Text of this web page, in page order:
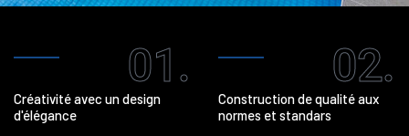
01.
Créativité avec un design
d'élégance
02.
Construction de qualité aux
normes et standars